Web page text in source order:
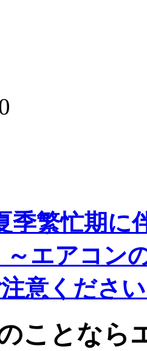
季繁忙期
エアコン
意くださ